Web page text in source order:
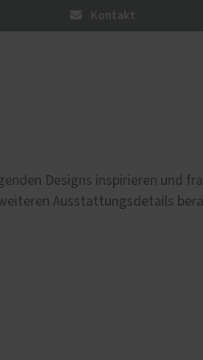
Kontakt
Raffstoren
Rollladen
Designs inspirieren und
Ausstattungsdetails